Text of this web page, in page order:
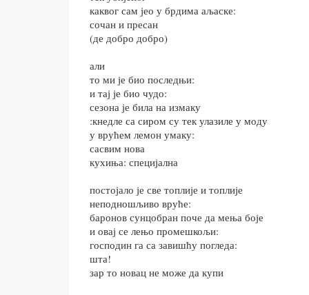
каквог сам јео у брдима аљаске:
сочан и пресан
(де добро добро)
али
то ми је био последњи:
и тај је био чудо:
сезона је била на измаку
:кнедле са сиром су тек улазиле у моду
у врућем лемон умаку:
сасвим нова
кухиња: специјална
постојало је све топлије и топлије
неподношљиво вруће:
баронов сунцобран поче да мења боје
и овај се лењо промешкољи:
господин га са завишћу погледа:
шта!
зар то новац не може да купи